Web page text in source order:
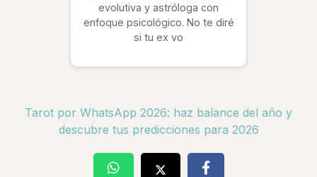
evolutiva y astróloga con
enfoque psicológico. No te diré
si tu ex vo
Tarot por WhatsApp 2026: haz balance del año y
descubre tus predicciones para 2026